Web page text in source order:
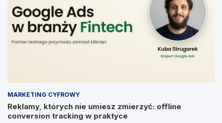
MARKETING CYFROWY
Reklamy, których nie umiesz zmierzyć: offline
conversion tracking w praktyce